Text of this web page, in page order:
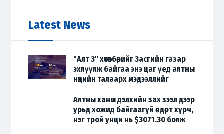
Latest News
"Алт 3" хөтөлбөрийг Засгийн газар
эхлүүлж байгаа энэ цаг үед алтны
нөөцийн талаарх мэдээллийг
2025-05-12
Алтны ханш дэлхийн зах зээл дээр
урьд хожид байгаагүй өндөрт хүрч,
нэг трой унци нь $3071.30 болж